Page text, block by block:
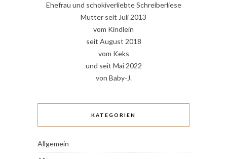
Ehefrau und schokiverliebte Schreiberliese
Mutter seit Juli 2013
vom Kindlein
seit August 2018
vom Keks
und seit Mai 2022
von Baby-J.
KATEGORIEN
Allgemein